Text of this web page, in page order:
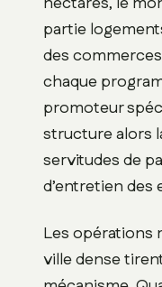
partie
des
chaque
promoteur
structure alors
servitudes de
d’entretien des
Les opérations
ville dense